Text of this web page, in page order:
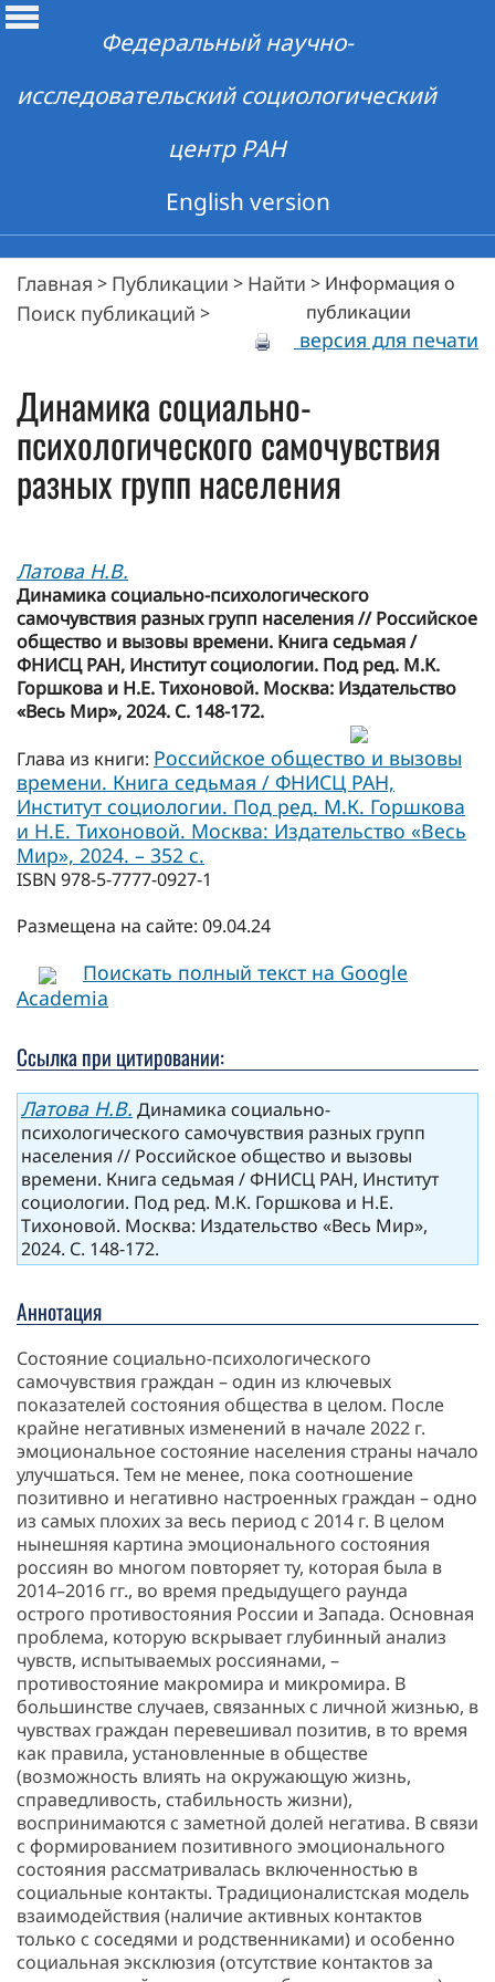
Федеральный научно-
исследовательский социологический
центр РАН
English version
Главная > Публикации > Найти >
Поиск публикаций >
Информация о
публикации
версия для печати
Динамика социально-
психологического самочувствия
разных групп населения
Латова Н.В.
Динамика социально-психологического
самочувствия разных групп населения // Российское
общество и вызовы времени. Книга седьмая /
ФНИСЦ РАН, Институт социологии. Под ред. М.К.
Горшкова и Н.Е. Тихоновой. Москва: Издательство
«Весь Мир», 2024. С. 148-172.
Глава из книги: Российское общество и вызовы
времени. Книга седьмая / ФНИСЦ РАН,
Институт социологии. Под ред. М.К. Горшкова
и Н.Е. Тихоновой. Москва: Издательство «Весь
Мир», 2024. – 352 с.
ISBN 978-5-7777-0927-1
Размещена на сайте: 09.04.24
Поискать полный текст на Google
Academia
Ссылка при цитировании:
Латова Н.В. Динамика социально-
психологического самочувствия разных групп
населения // Российское общество и вызовы
времени. Книга седьмая / ФНИСЦ РАН, Институт
социологии. Под ред. М.К. Горшкова и Н.Е.
Тихоновой. Москва: Издательство «Весь Мир»,
2024. С. 148-172.
Аннотация
Состояние социально-психологического
самочувствия граждан – один из ключевых
показателей состояния общества в целом. После
крайне негативных изменений в начале 2022 г.
эмоциональное состояние населения страны начало
улучшаться. Тем не менее, пока соотношение
позитивно и негативно настроенных граждан – одно
из самых плохих за весь период с 2014 г. В целом
нынешняя картина эмоционального состояния
россиян во многом повторяет ту, которая была в
2014–2016 гг., во время предыдущего раунда
острого противостояния России и Запада. Основная
проблема, которую вскрывает глубинный анализ
чувств, испытываемых россиянами, –
противостояние макромира и микромира. В
большинстве случаев, связанных с личной жизнью, в
чувствах граждан перевешивал позитив, в то время
как правила, установленные в обществе
(возможность влиять на окружающую жизнь,
справедливость, стабильность жизни),
воспринимаются с заметной долей негатива. В связи
с формированием позитивного эмоционального
состояния рассматривалась включенностью в
социальные контакты. Традиционалистская модель
взаимодействия (наличие активных контактов
только с соседями и родственниками) и особенно
социальная эксклюзия (отсутствие контактов за